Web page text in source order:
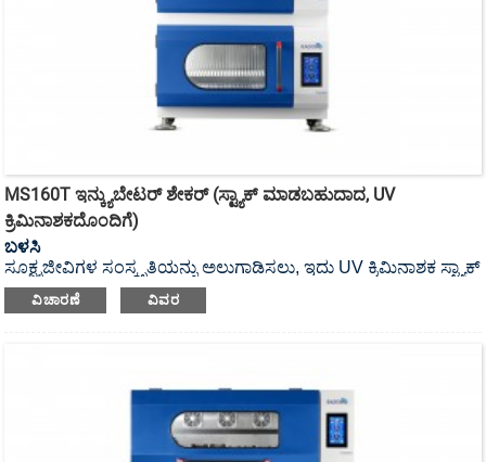
MS160T ಇನ್ಕ್ಯುಬೇಟರ್ ಶೇಕರ್ (ಸ್ಟ್ಯಾಕ್ ಮಾಡಬಹುದಾದ, UV
ಕ್ರಿಮಿನಾಶಕದೊಂದಿಗೆ)
ಬಳಸಿ
ಸೂಕ್ಷ್ಮಜೀವಿಗಳ ಸಂಸ್ಕೃತಿಯನ್ನು ಅಲುಗಾಡಿಸಲು, ಇದು UV ಕ್ರಿಮಿನಾಶಕ ಸ್ಟ್ಯಾಕ್
ಮಾಡಬಹುದಾದ ಇನ್ಕ್ಯುಬೇಟರ್ ಶೇಕರ್ ಆಗಿದೆ.
ವಿಚಾರಣೆ ವಿವರ